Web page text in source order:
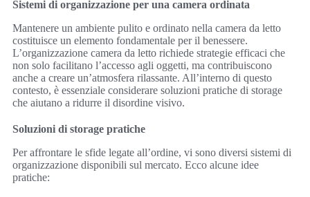
Sistemi di organizzazione per una camera ordinata
Mantenere un ambiente pulito e ordinato nella camera da letto
costituisce un elemento fondamentale per il benessere.
L’organizzazione camera da letto richiede strategie efficaci che
non solo facilitano l’accesso agli oggetti, ma contribuiscono
anche a creare un’atmosfera rilassante. All’interno di questo
contesto, è essenziale considerare soluzioni pratiche di storage
che aiutano a ridurre il disordine visivo.
Soluzioni di storage pratiche
Per affrontare le sfide legate all’ordine, vi sono diversi sistemi di
organizzazione disponibili sul mercato. Ecco alcune idee
pratiche: